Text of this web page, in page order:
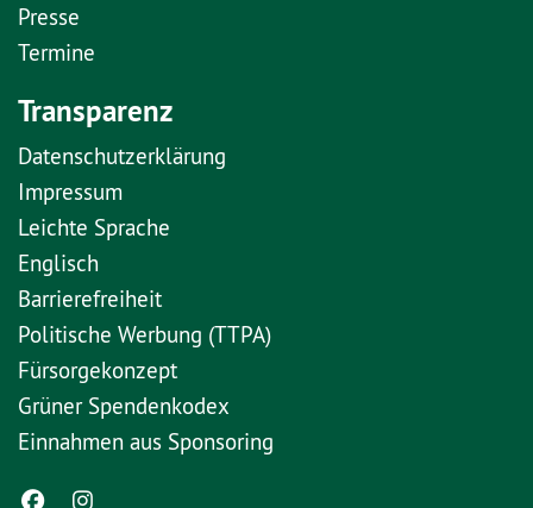
Presse
Termine
Transparenz
Datenschutzerklärung
Impressum
Leichte Sprache
Englisch
Barrierefreiheit
Politische Werbung (TTPA)
Fürsorgekonzept
Grüner Spendenkodex
Einnahmen aus Sponsoring